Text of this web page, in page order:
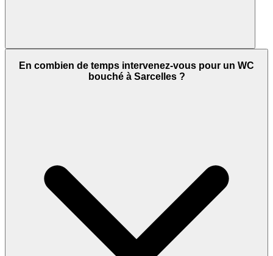
En combien de temps intervenez-vous pour un WC
bouché à Sarcelles ?